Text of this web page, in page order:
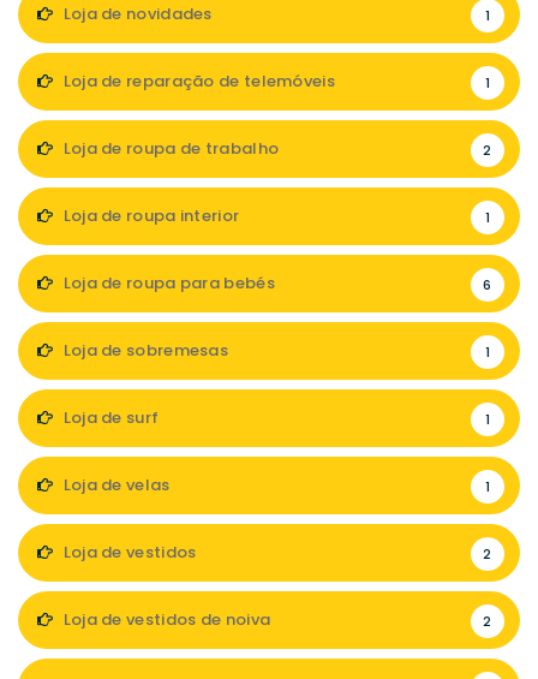
Loja de novidades 1
Loja de reparação de telemóveis 1
Loja de roupa de trabalho 2
Loja de roupa interior 1
Loja de roupa para bebés 6
Loja de sobremesas 1
Loja de surf 1
Loja de velas 1
Loja de vestidos 2
Loja de vestidos de noiva 2